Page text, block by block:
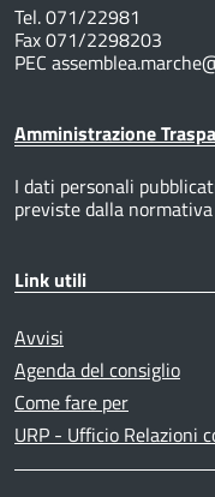
Tel. 071/22981
Fax 071/2298203
PEC
Amministrazione
I dati personali
previste dalla
Link utili
Avvisi
Agenda del consiglio
Come fare per
URP - Ufficio Relazioni